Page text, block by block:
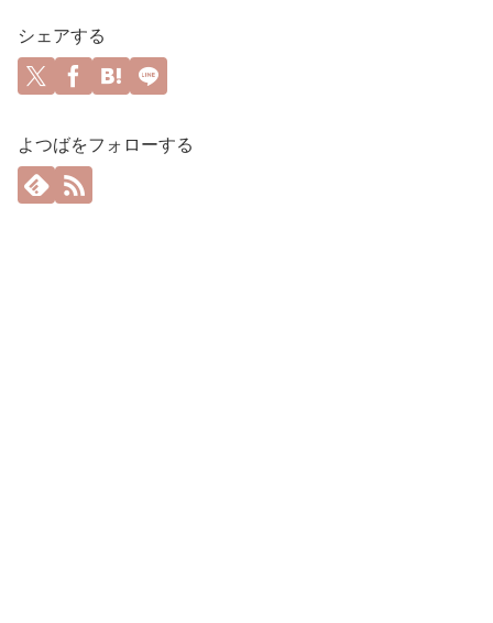
シェアする
よつばをフォローする